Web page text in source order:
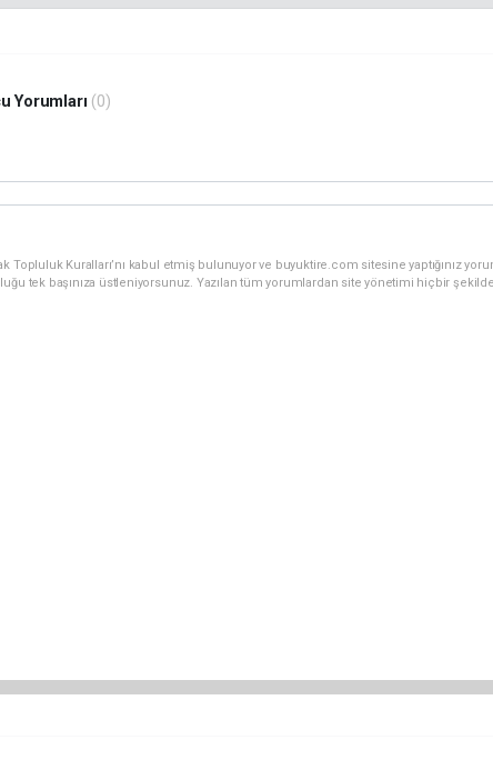
Yorumları (0)
Topluluk Kuralları’nı kabul etmiş bulunuyor ve buyuktire.com sitesine yaptığınız
tek başınıza üstleniyorsunuz. Yazılan tüm yorumlardan site yönetimi hiçbir